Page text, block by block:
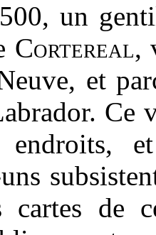
un
Cortereal,
et
Ce
endroits,
cartes de